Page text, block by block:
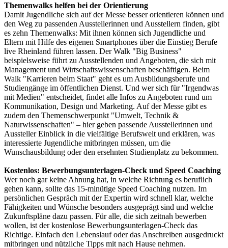
Themenwalks helfen bei der Orientierung
Damit Jugendliche sich auf der Messe besser orientieren können und
den Weg zu passenden Ausstellerinnen und Ausstellern finden, gibt
es zehn Themenwalks: Mit ihnen können sich Jugendliche und
Eltern mit Hilfe des eigenen Smartphones über die Einstieg Berufe
live Rheinland führen lassen. Der Walk "Big Business"
beispielsweise führt zu Ausstellenden und Angeboten, die sich mit
Management und Wirtschaftswissenschaften beschäftigen. Beim
Walk "Karrieren beim Staat" geht es um Ausbildungsberufe und
Studiengänge im öffentlichen Dienst. Und wer sich für "Irgendwas
mit Medien" entscheidet, findet alle Infos zu Angeboten rund um
Kommunikation, Design und Marketing. Auf der Messe gibt es
zudem den Themenschwerpunkt "Umwelt, Technik &
Naturwissenschaften" – hier geben passende Ausstellerinnen und
Aussteller Einblick in die vielfältige Berufswelt und erklären, was
interessierte Jugendliche mitbringen müssen, um die
Wunschausbildung oder den ersehnten Studienplatz zu bekommen.
Kostenlos: Bewerbungsunterlagen-Check und Speed Coaching
Wer noch gar keine Ahnung hat, in welche Richtung es beruflich
gehen kann, sollte das 15-minütige Speed Coaching nutzen. Im
persönlichen Gespräch mit der Expertin wird schnell klar, welche
Fähigkeiten und Wünsche besonders ausgeprägt sind und welche
Zukunftspläne dazu passen. Für alle, die sich zeitnah bewerben
wollen, ist der kostenlose Bewerbungsunterlagen-Check das
Richtige. Einfach den Lebenslauf oder das Anschreiben ausgedruckt
mitbringen und nützliche Tipps mit nach Hause nehmen.